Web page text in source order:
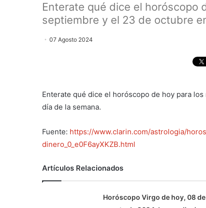
Enterate qué dice el horóscopo
septiembre y el 23 de octubre
07 Agosto 2024
Enterate qué dice el horóscopo de hoy para
día de la semana.
Fuente: https://www.clarin.com/astrologia/
dinero_0_e0F6ayXKZB.html
Artículos Relacionados
Horóscopo Virgo de hoy, 08 de